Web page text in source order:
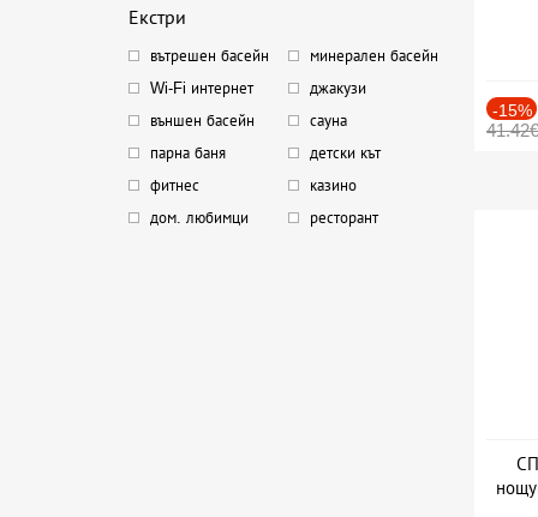
Екстри
вътрешен басейн
минерален басейн
Wi-Fi интернет
джакузи
външен басейн
сауна
парна баня
детски кът
фитнес
казино
дом. любимци
ресторант
-15%
41.42€